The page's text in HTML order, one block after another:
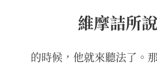
維摩詰所
的時候，他就來聽法了。